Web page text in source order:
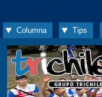
Columna Tips